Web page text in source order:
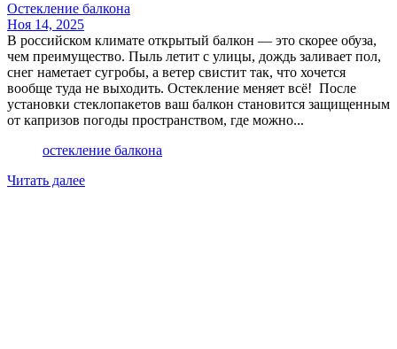
Остекление балкона
Ноя 14, 2025
В российском климате открытый балкон — это скорее обуза,
чем преимущество. Пыль летит с улицы, дождь заливает пол,
снег наметает сугробы, а ветер свистит так, что хочется
вообще туда не выходить. Остекление меняет всё! После
установки стеклопакетов ваш балкон становится защищенным
от капризов погоды пространством, где можно...
остекление балкона
Читать далее